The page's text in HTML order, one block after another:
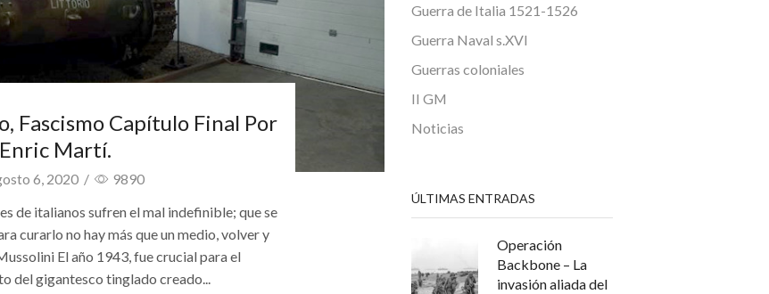
Fascismo Capítulo Final Por
Enric Martí.
6, 2020 /
9890
de italianos sufren el mal indefinible; que se
curarlo no hay más que un medio, volver y
El año 1943, fue crucial para el
del gigantesco tinglado creado...
Guerra de Italia 1521-1526
Guerra Naval s.XVI
Guerras coloniales
II GM
Noticias
ÚLTIMAS ENTRADAS
Operación
Backbone – La
invasión aliada del